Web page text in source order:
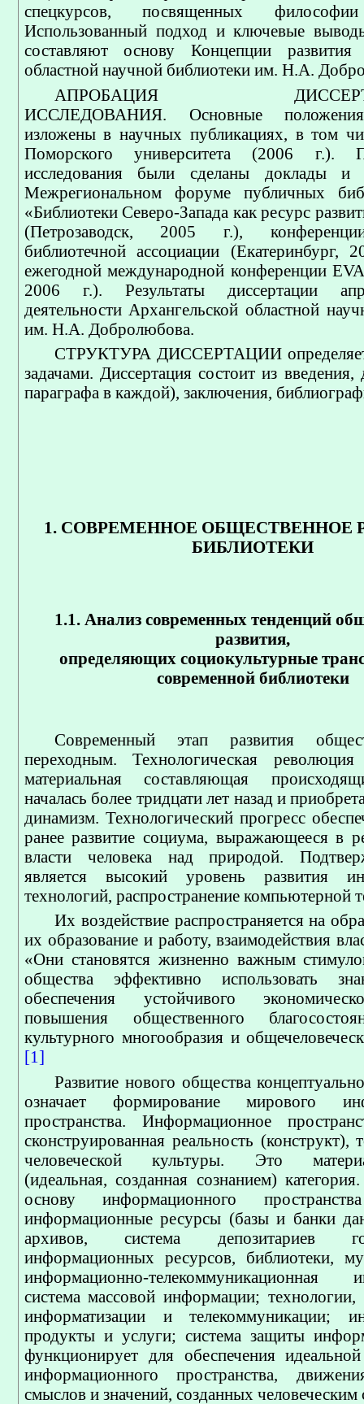
спецкурсов, посвященных
Использованный подход и ключевые
составляют основу Концепции развития
областной научной библиотеки им. Н.А.
АПРОБАЦИЯ
ИССЛЕДОВАНИЯ. Основные положения
изложены в научных публикациях, в том
Поморского университета (2006 г.).
исследования были сделаны доклады и
Межрегиональном форуме публичных
«Библиотеки Северо-Запада как ресурс
(Петрозаводск, 2005 г.),
библиотечной ассоциации (Екатеринбург,
ежегодной международной конференции
2006 г.). Результаты диссертации
деятельности Архангельской областной
им. Н.А. Добролюбова.
СТРУКТУРА ДИССЕРТАЦИИ
задачами. Диссертация состоит из
параграфа в каждой), заключения,
1. СОВРЕМЕННОЕ ОБЩЕСТВЕННОЕ
БИБЛИОТЕКИ
1.1. Анализ современных тенденций
развития,
определяющих социокультурные
современной библиотеки
Современный этап развития
переходным. Технологическая
материальная составляющая
началась более тридцати лет назад и
динамизм. Технологический прогресс
ранее развитие социума, выражающееся в
власти человека над природой.
является высокий уровень развития
технологий, распространение компьютерной
Их воздействие распространяется на
их образование и работу, взаимодействия
«Они становятся жизненно важным
общества эффективно использовать
обеспечения устойчивого
повышения общественного
культурного многообразия и
[1]
Развитие нового общества
означает формирование мирового
пространства. Информационное
сконструированная реальность (конструкт),
человеческой культуры. Это
(идеальная, созданная сознанием)
основу информационного
информационные ресурсы (базы и банки
архивов, система депозитариев
информационных ресурсов, библиотеки,
информационно-телекоммуникационная
система массовой информации; технологии,
информатизации и телекоммуникации;
продукты и услуги; система защиты
функционирует для обеспечения
информационного пространства,
смыслов и значений, созданных человеческим